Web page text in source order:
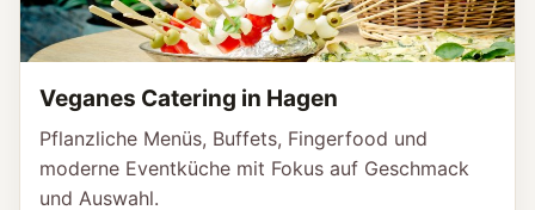
Veganes Catering in Hagen
Pflanzliche Menüs, Buffets, Fingerfood und
moderne Eventküche mit Fokus auf Geschmack
und Auswahl.